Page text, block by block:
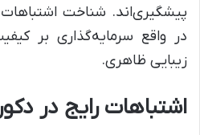
پیشگیری‌اند. شناخت اشتباهات
در واقع سرمایه‌گذاری بر
زیبایی ظاهری.
اشتباهات رایج در